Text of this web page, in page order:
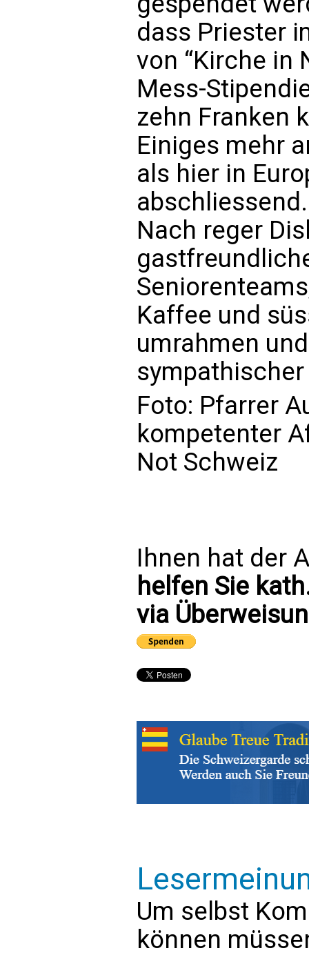
dass Priester
von “Kirche in
Mess-
zehn Franken
Einiges mehr
als hier in
abschliessend.
Nach reger
Kaffee und
umrahmen
Foto: Pfarrer
kompetenter
Not Schweiz
Ihnen hat der
helfen Sie
via
Um selbst
können